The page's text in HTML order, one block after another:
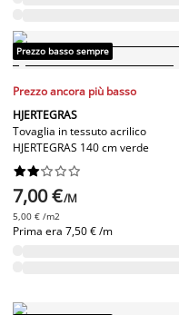
Prezzo basso sempre
Prezzo ancora più basso
HJERTEGRAS
Tovaglia in tessuto acrilico
HJERTEGRAS 140 cm verde






7,00 €/M
5,00 € /m2
Prima era 7,50 € /m